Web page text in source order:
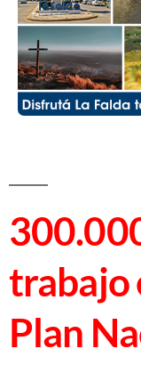
trabajo
Plan